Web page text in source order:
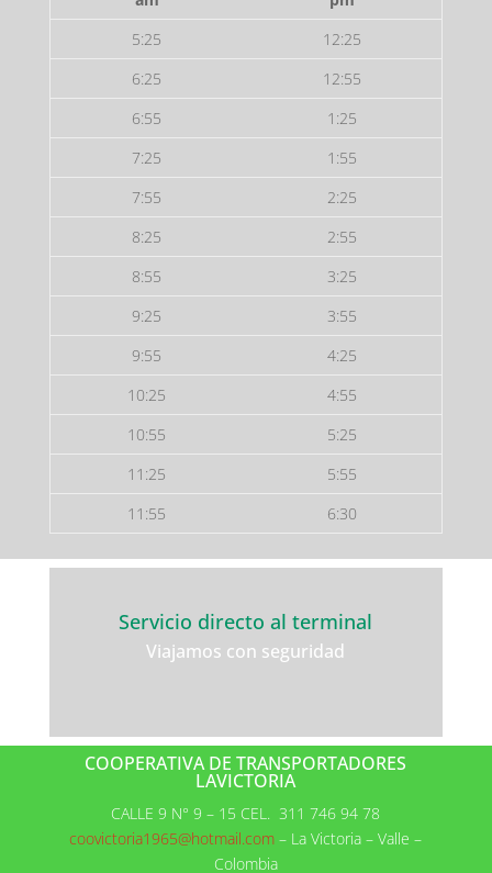
5:25
12:25
6:25
12:55
6:55
1:25
7:25
1:55
7:55
2:25
8:25
2:55
8:55
3:25
9:25
3:55
9:55
4:25
10:25
4:55
10:55
5:25
11:25
5:55
11:55
6:30
Servicio directo al terminal
Viajamos con seguridad
COOPERATIVA DE TRANSPORTADORES
LAVICTORIA
CALLE 9 N° 9 – 15 CEL. 311 746 94 78
coovictoria1965@hotmail.com – La Victoria – Valle –
Colombia